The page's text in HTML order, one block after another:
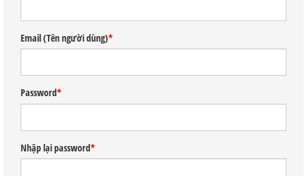
Email (Tên người dùng)*
Password*
Nhập lại password*